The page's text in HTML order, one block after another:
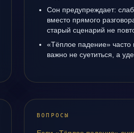
Сон предупреждает:
вместо прямого
старый сценарий не
«Тёплое падение» часто
важно не суетиться, а
ВОПРОСЫ